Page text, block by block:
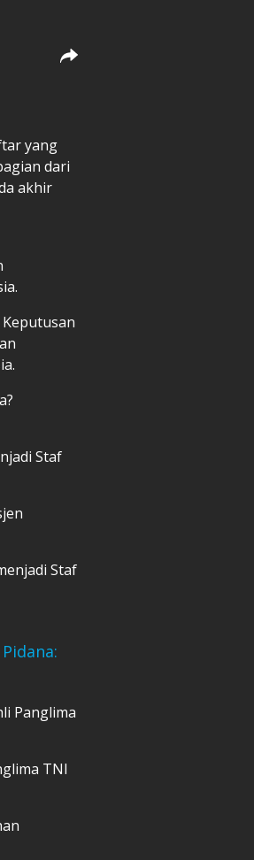
yang
dari
akhir
Staf
Staf
Panglima
TNI